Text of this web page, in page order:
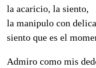
la acaricio, la siento,
la manipulo con
siento que es el
Admiro como mis